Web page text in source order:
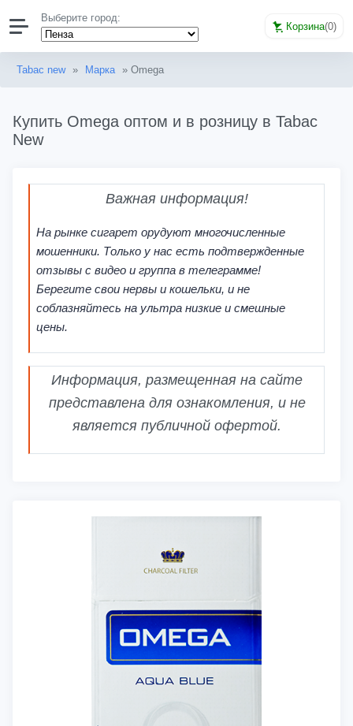
Выберите город:
Корзина(0)
Tabac new » Марка » Omega
Купить Omega оптом и в розницу в Tabac
New
Важная информация!
На рынке сигарет орудуют многочисленные
мошенники. Только у нас есть подтвержденные
отзывы с видео и группа в телеграмме!
Берегите свои нервы и кошельки, и не
соблазняйтесь на ультра низкие и смешные
цены.
Информация, размещенная на сайте
представлена для ознакомления, и не
является публичной офертой.